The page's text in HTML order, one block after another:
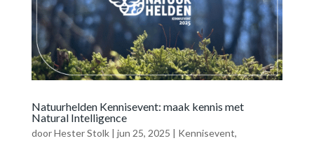
Natuurhelden Kennisevent: maak kennis met
Natural Intelligence
doorHester Stolk| jun 25, 2025 | Kennisevent,